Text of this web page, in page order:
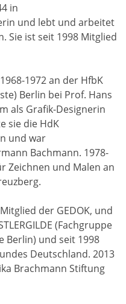
in
und lebt und arbeitet
Sie ist seit 1998 Mitglied
1972 an der HfbK
Berlin bei Prof. Hans
als Grafik-Designerin
sie die HdK
und war
Bachmann. 1978-
Zeichnen und Malen an
der GEDOK, und
(Fachgruppe
Berlin) und seit 1998
Deutschland. 2013
Brachmann Stiftung